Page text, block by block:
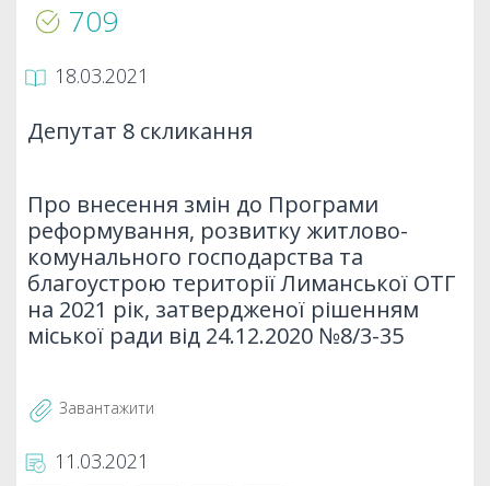
709
18.03.2021
Депутат 8 скликання
Про внесення змін до Програми
реформування, розвитку житлово-
комунального господарства та
благоустрою території Лиманської ОТГ
на 2021 рік, затвердженої рішенням
міської ради від 24.12.2020 №8/3-35
Завантажити
11.03.2021